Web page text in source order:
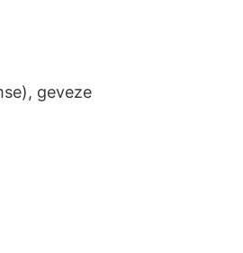
geveze